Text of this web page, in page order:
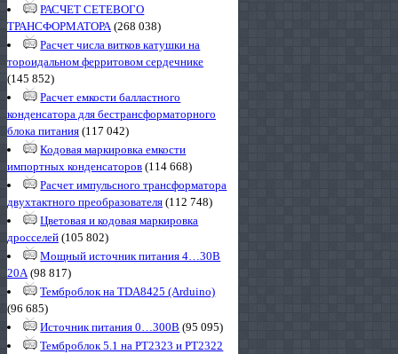
РАСЧЕТ СЕТЕВОГО
ТРАНСФОРМАТОРА (268 038)
Расчет числа витков катушки на
тороидальном ферритовом сердечнике
(145 852)
Расчет емкости балластного
конденсатора для бестрансформаторного
блока питания (117 042)
Кодовая маркировка емкости
импортных конденсаторов (114 668)
Расчет импульсного трансформатора
двухтактного преобразователя (112 748)
Цветовая и кодовая маркировка
дросселей (105 802)
Мощный источник питания 4…30В
20А (98 817)
Темброблок на TDA8425 (Arduino)
(96 685)
Источник питания 0…300В (95 095)
Темброблок 5.1 на PT2323 и PT2322